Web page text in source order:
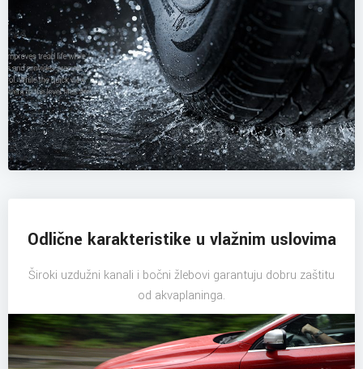
Odlične karakteristike u vlažnim uslovima
Široki uzdužni kanali i bočni žlebovi garantuju dobru zaštitu
od akvaplaninga.